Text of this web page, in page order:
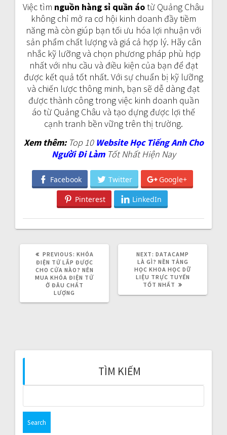
Việc tìm nguồn hàng sỉ quần áotừ Quảng Châu
không chỉ mở ra cơ hội kinh doanh đầy tiềm
năng mà còn giúp bạn tối ưu hóa lợi nhuận với
sản phẩm chất lượng và giá cả hợp lý. Hãy cân
nhắc kỹ lưỡng và chọn phương pháp phù hợp
nhất với nhu cầu và điều kiện của bạn để đạt
được kết quả tốt nhất. Với sự chuẩn bị kỹ lưỡng
và chiến lược thông minh, bạn sẽ dễ dàng đạt
được thành công trong việc kinh doanh quần
áo từ Quảng Châu và tạo dựng được lợi thế
cạnh tranh bền vững trên thị trường.
Xem thêm:Top 10Website Học Tiếng Anh Cho
Người Đi Làm Tốt Nhất Hiện Nay
Facebook Twitter Google+
Pinterest LinkedIn
PREVIOUS: P
R
E
V
I
KHÓA
ĐIỆN TỬ LẮP ĐƯỢC
CHO CỬA NÀO? NÊN
MUA KHÓA ĐIỆN TỬ
Ở ĐÂU CHẤT
LƯỢNG
NEXT: N
E
X
T
P
DATACAMP
LÀ GÌ? NỀN TẢNG
HỌC KHOA HỌC DỮ
LIỆU TRỰC TUYẾN
TỐT NHẤT
TÌM KIẾM